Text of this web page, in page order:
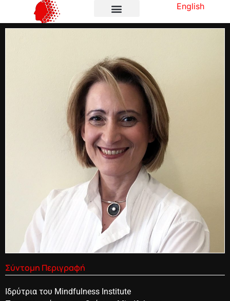
English
Σύντομη Περιγραφή
Ιδρύτρια του Mindfulness Institute